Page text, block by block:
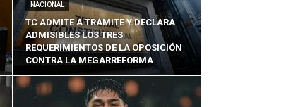
NACIONAL
TC ADMITE A TRÁMITE Y DECLARA
ADMISIBLES LOS TRES
REQUERIMIENTOS DE LA OPOSICIÓN
CONTRA LA MEGARREFORMA